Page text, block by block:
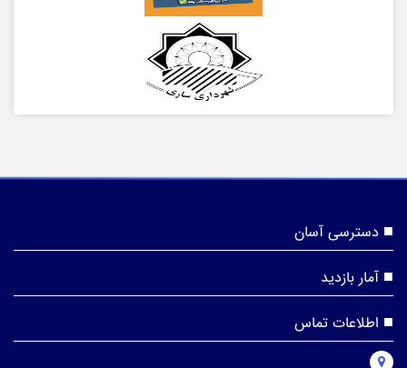
دسترسی آسان
آمار بازدید
اطلاعات تماس